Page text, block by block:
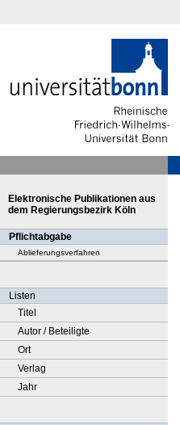
Elektronische Publikationen aus
dem Regierungsbezirk Köln
Pflichtabgabe
Ablieferungsverfahren
Listen
Titel
Autor / Beteiligte
Ort
Verlag
Jahr